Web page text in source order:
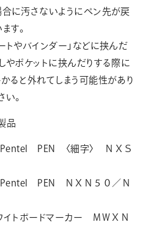
合に汚さないようにペン先が戻
す。
トやバインダー」などに挟んだ
やポケットに挟んだりする際に
ると外れてしまう可能性があり
い。
品
Pentel PEN 〈細字〉 ＮＸＳ
Pentel PEN ＮＸＮ５０／Ｎ
イトボードマーカー ＭＷＸＮ